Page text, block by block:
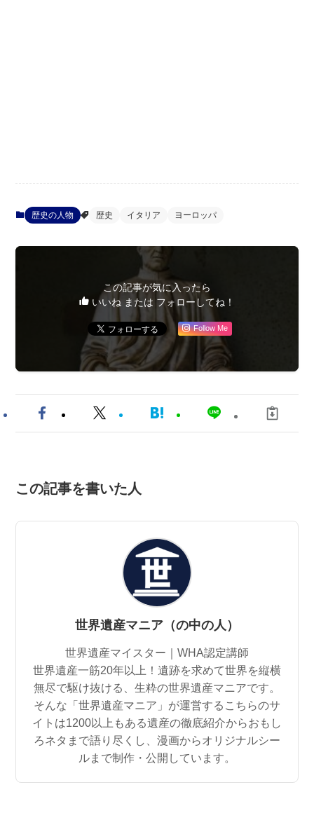
歴史の人物 歴史 イタリア ヨーロッパ
この記事が気に入ったら
いいね または フォローしてね！
Follow Me
この記事を書いた人
世界遺産マニア（の中の人）
世界遺産マイスター｜WHA認定講師
世界遺産一筋20年以上！遺跡を求めて世界を縦横
無尽で駆け抜ける、生粋の世界遺産マニアです。
そんな「世界遺産マニア」が運営するこちらのサ
イトは1200以上もある遺産の徹底紹介からおもし
ろネタまで語り尽くし、漫画からオリジナルシー
ルまで制作・公開しています。